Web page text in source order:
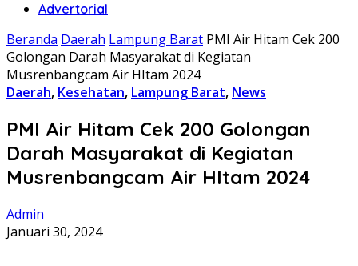
Advertorial
Beranda Daerah Lampung Barat PMI Air Hitam Cek 200
Golongan Darah Masyarakat di Kegiatan
Musrenbangcam Air HItam 2024
Daerah, Kesehatan, Lampung Barat, News
PMI Air Hitam Cek 200 Golongan
Darah Masyarakat di Kegiatan
Musrenbangcam Air HItam 2024
Admin
Januari 30, 2024